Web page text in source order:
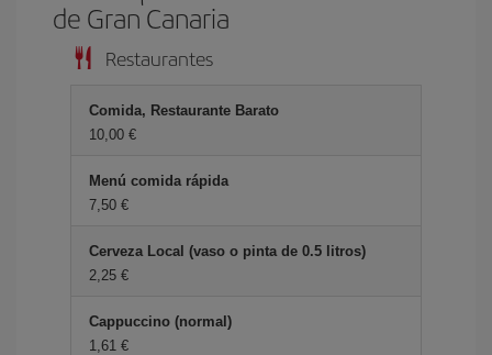
de Gran Canaria
Restaurantes
Comida, Restaurante Barato
10,00 €
Menú comida rápida
7,50 €
Cerveza Local (vaso o pinta de 0.5 litros)
2,25 €
Cappuccino (normal)
1,61 €